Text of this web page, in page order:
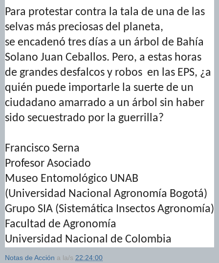
Para protestar contra la tala de una de las
selvas más preciosas del planeta,
se encadenó tres días a un árbol de Bahía
Solano Juan Ceballos. Pero, a estas horas
de grandes desfalcos y robos en las EPS, ¿a
quién puede importarle la suerte de un
ciudadano amarrado a un árbol sin haber
sido secuestrado por la guerrilla?
Francisco Serna
Profesor Asociado
Museo Entomológico UNAB
(Universidad Nacional Agronomía Bogotá)
Grupo SIA (Sistemática Insectos Agronomía)
Facultad de Agronomía
Universidad Nacional de Colombia
Notas de Acción a la/s 22:24:00